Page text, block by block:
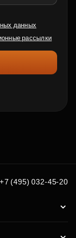
данных
рассылки
+7 (495) 032-45-20